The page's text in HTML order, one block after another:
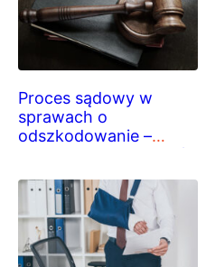
Proces sądowy w
sprawach o
odszkodowanie –